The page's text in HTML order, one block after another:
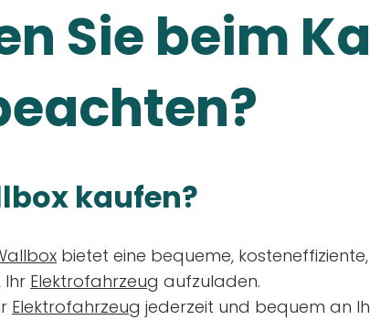
Sie beim
kaufen?
bietet eine bequeme,
Ihr Elektrofahrzeug aufzuladen.
Elektrofahrzeug jederzeit und bequem an